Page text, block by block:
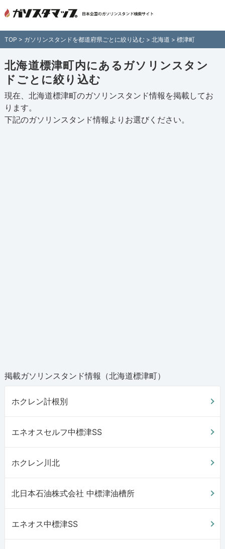
一覧 - 全国各地のガソリンスタンドを住
所付きでご紹介！日本全国のガソリンス
タンド検索サイト「ガソスタマップ」
TOP > ガソリンスタンドを都道府県ごとに絞り込む> 北海道 > 標津町
北海道標津町内にあるガソリンスタン
ドごとに絞り込む
現在、北海道標津町のガソリンスタンド情報を掲載してお
ります。
下記のガソリンスタンド情報 よりお選びください。
掲載ガソリンスタンド情報（北海道標津町）
ホクレン計根別
エネオスセルフ中標津SS
ホクレン川北
北日本石油株式会社 中標津油槽所
エネオス中標津SS